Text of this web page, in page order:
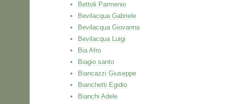
Bettoli Parmenio
Bevilacqua Gabriele
Bevilacqua Giovanna
Bevilacqua Luigi
Bia Afro
Biagio santo
Biancazzi Giuseppe
Bianchetti Egidio
Bianchi Adele